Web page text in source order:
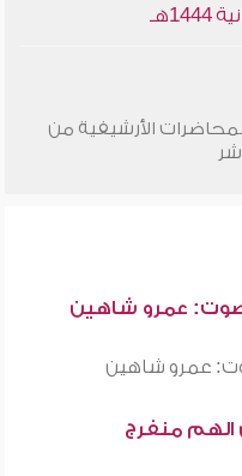
الأرشيفية من
عمرو شاهين
عمرو شاهين
الهم منفرج